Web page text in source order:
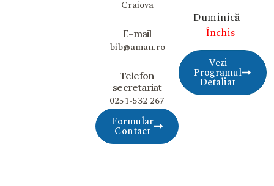
Duminică –
Închis
Vezi
Programul
Detaliat
Craiova
E-mail
bib@aman.ro
Telefon
secretariat
0251-532 267
Formular
Contact